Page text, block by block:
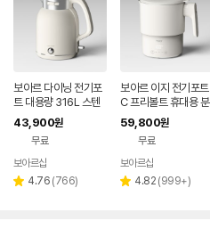
보아르 다이닝 전기포
트 대용량 316L 스텐
커피포트 2L 보온 무
선 올스텐 포터 주전자
43,900원
무료
페이
보아르샵
별 4.76 리
(766)
보아르 이지 전기포트
C 프리볼트 휴대용 분
유포트 접이식 여행용
커피 햇반 SUS316
59,800원
무료
페이
보아르샵
별 4.82 리
(999+)